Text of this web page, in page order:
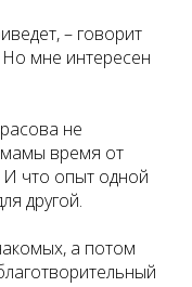
– говорит
мне интересен
не
мамы время от
что опыт одной
другой.
а потом